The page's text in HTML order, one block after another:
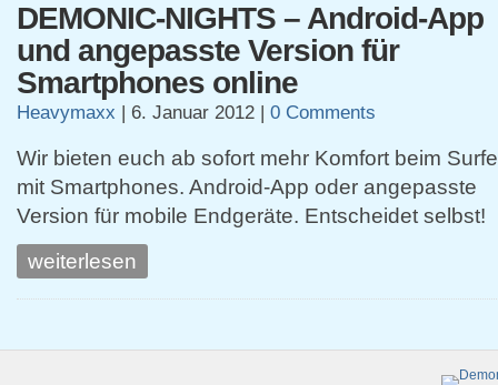
DEMONIC-NIGHTS – Android-App
und angepasste Version für
Smartphones online
Heavymaxx | 6. Januar 2012 | 0 Comments
Wir bieten euch ab sofort mehr Komfort beim
mit Smartphones. Android-App oder angepasste
Version für mobile Endgeräte. Entscheidet selbst!
weiterlesen